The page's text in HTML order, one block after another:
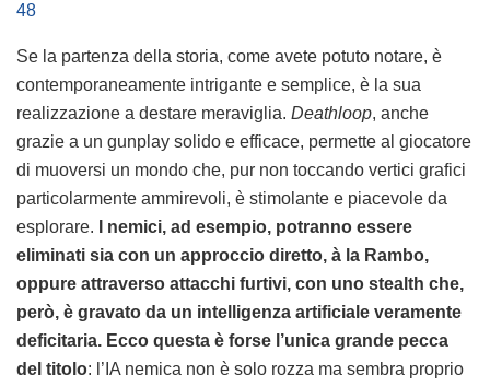
48
Se la partenza della storia, come avete potuto notare, è
contemporaneamente intrigante e semplice, è la sua
realizzazione a destare meraviglia. Deathloop, anche
grazie a un gunplay solido e efficace, permette al giocatore
di muoversi un mondo che, pur non toccando vertici grafici
particolarmente ammirevoli, è stimolante e piacevole da
esplorare.
I nemici, ad esempio, potranno essere
eliminati sia con un approccio diretto, à la Rambo,
oppure attraverso attacchi furtivi, con uno stealth che,
però, è gravato da un intelligenza artificiale veramente
deficitaria. Ecco questa è forse l’unica grande pecca
del titolo: l’IA nemica non è solo rozza ma sembra proprio